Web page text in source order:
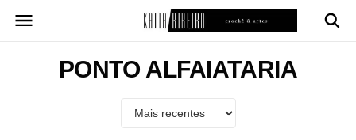
para
PONTO ALFAIATARIA